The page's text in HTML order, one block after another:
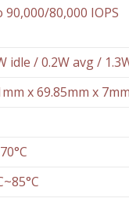
90,000/80,000 IOPS
idle / 0.2W avg /
x 69.85mm x 7mm